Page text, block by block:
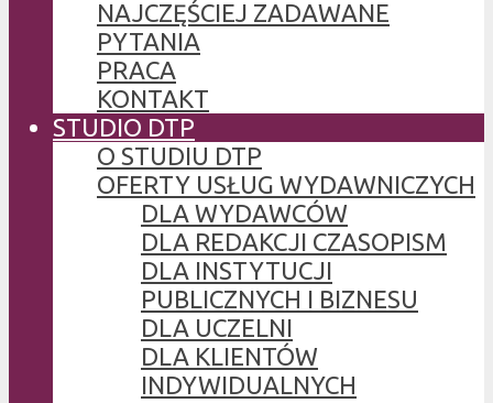
NAJCZĘŚCIEJ ZADAWANE
PYTANIA
PRACA
KONTAKT
STUDIO DTP
O STUDIU DTP
OFERTY USŁUG WYDAWNICZYCH
DLA WYDAWCÓW
DLA REDAKCJI CZASOPISM
DLA INSTYTUCJI
PUBLICZNYCH I BIZNESU
DLA UCZELNI
DLA KLIENTÓW
INDYWIDUALNYCH